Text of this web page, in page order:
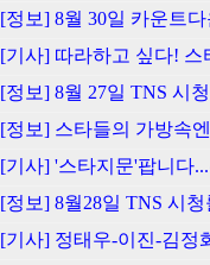
[정보] 8월 30일 카운트다
[기사] 따라하고 싶다! 스
[정보] 8월 27일 TNS 시
[정보] 스타들의 가방속
[기사] '스타지문'팝니다
[정보] 8월28일 TNS 시청
[기사] 정태우-이진-김정